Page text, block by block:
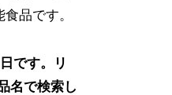
品です。
です。リ
名で検索し